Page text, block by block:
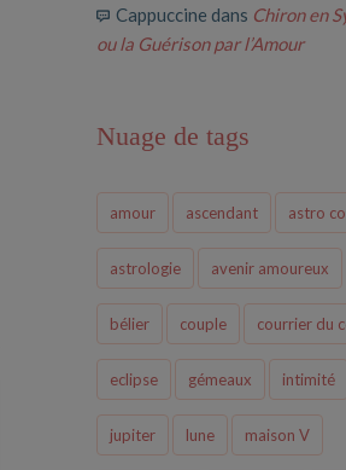
Cappuccine dans Chiron en
ou la Guérison par l’Amour
Nuage de tags
amour ascendant astro
astrologie avenir amoureux
bélier couple courrier du
eclipse gémeaux intimité
jupiter lune maison V